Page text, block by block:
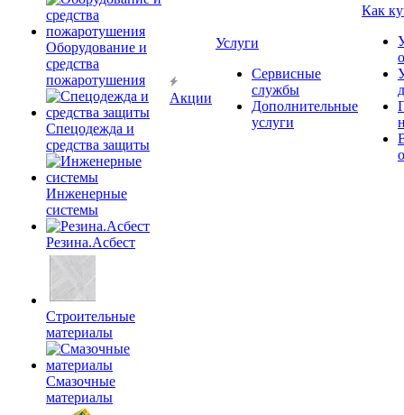
Оборудование и
средства
пожаротушения
Спецодежда и
средства защиты
Инженерные
системы
Резина.Асбест
Строительные
материалы
Смазочные
материалы
Акции
Услуги
Сервисные
службы
Дополнительные
услуги
Как